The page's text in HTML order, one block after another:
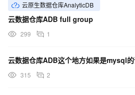
云原生数据仓库AnalyticDB
云数据仓库ADB full group
299 1
315 2